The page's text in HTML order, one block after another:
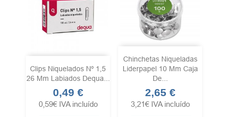
Clips Niquelados Nº 1,5
26 Mm Labiados Dequa...
Precio
0,49 €
0,59€ IVA incluído
Chinchetas Niqueladas
Liderpapel 10 Mm Caja
De...
Precio
2,65 €
3,21€ IVA incluído